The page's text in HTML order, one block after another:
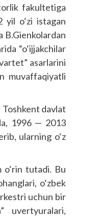
fakultetiga
yil o‘zi istagan
B.Gienkolardan
“o‘ijjakchilar
asarlarini
muvaffaqiyatli
davlat
1996 — 2013
ularning o‘z
o‘rin tutadi. Bu
o‘zbek
uchun bir
uvertyuralari,